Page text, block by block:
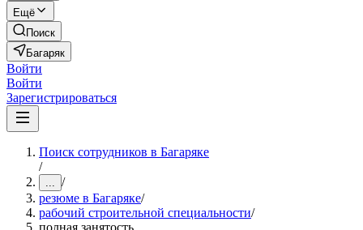
Ещё
Поиск
Багаряк
Войти
Войти
Зарегистрироваться
Поиск сотрудников в Багаряке
/
... /
резюме в Багаряке/
рабочий строительной специальности/
полная занятость